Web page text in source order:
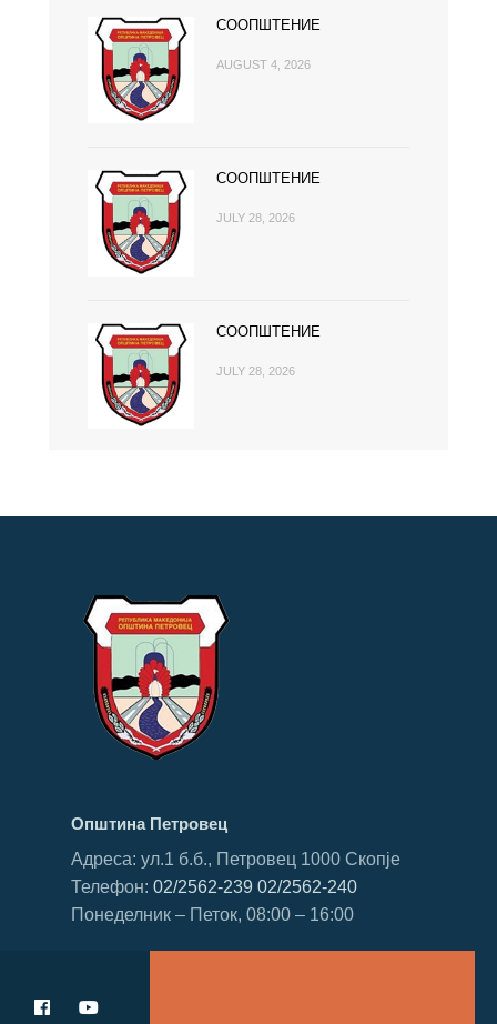
СООПШТЕНИЕ
AUGUST 4, 2026
СООПШТЕНИЕ
JULY 28, 2026
СООПШТЕНИЕ
JULY 28, 2026
Општина Петровец
Адреса: ул.1 б.б., Петровец 1000 Скопје
Телефон: 02/2562-239 02/2562-240
Понеделник – Петок, 08:00 – 16:00